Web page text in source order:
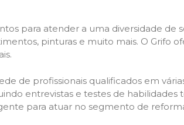
para atender a uma diversidade de
pinturas e muito mais. O Grifo
de profissionais qualificados em
entrevistas e testes de habilidades
para atuar no segmento de